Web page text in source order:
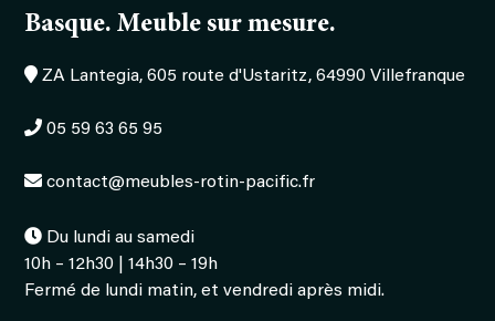
Basque. Meuble sur mesure.
ZA Lantegia, 605 route d'Ustaritz, 64990 Villefranque
05 59 63 65 95
contact@meubles-rotin-pacific.fr
Du lundi au samedi
10h – 12h30 | 14h30 – 19h
Fermé de lundi matin, et vendredi après midi.